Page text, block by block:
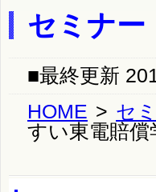
セミナー
■最終更新
HOME > セ
すい東電賠償